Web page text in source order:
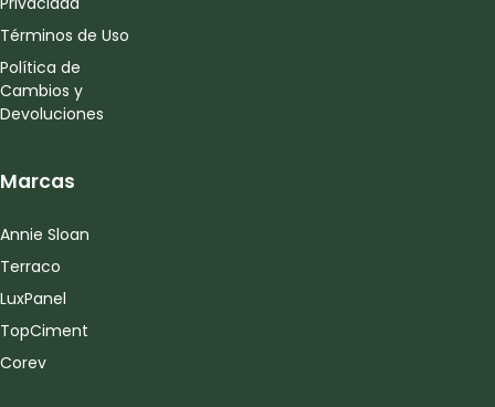
Términos de Uso
Política de
Cambios y
Devoluciones
Marcas
Annie Sloan
Terraco
LuxPanel
TopCiment
Corev